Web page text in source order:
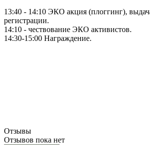
13:40 - 14:10 ЭКО акция (плоггинг),
регистрации.
14:10 - чествование ЭКО активистов.
14:30-15:00 Награждение.
Отзывы
Отзывов пока нет